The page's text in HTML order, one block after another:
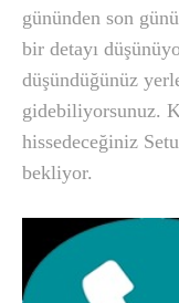
gününden son
bir detayı
düşündüğünüz
gidebiliyorsunuz.
hissedeceğiniz
bekliyor.